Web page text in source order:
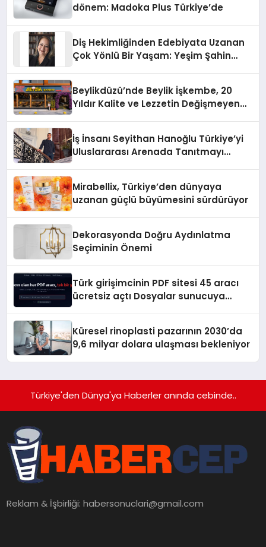
dönem: Madoka Plus Türkiye’de
Diş Hekimliğinden Edebiyata Uzanan
Çok Yönlü Bir Yaşam: Yeşim Şahin
Beylikdüzü’nde Beylik İşkembe, 20
Yıldır Kalite ve Lezzetin Değişmeyen
İş İnsanı Seyithan Hanoğlu Türkiye’yi
Uluslararası Arenada Tanıtmayı
Mirabellix, Türkiye’den dünyaya
uzanan güçlü büyümesini sürdürüyor
Dekorasyonda Doğru Aydınlatma
Seçiminin Önemi
Türk girişimcinin PDF sitesi 45 aracı
ücretsiz açtı Dosyalar sunucuya
Küresel rinoplasti pazarının 2030’da
9,6 milyar dolara ulaşması bekleniyor
Türkiye'den Dünya'ya Haberler anında cebinde..
Reklam & İşbirliği:habersonuclari@gmail.com